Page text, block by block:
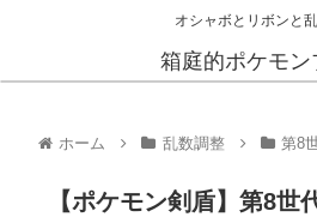
オシャボとリボンと
箱庭的ポケモン
ホーム 乱数調整 第8
【ポケモン剣盾】第8